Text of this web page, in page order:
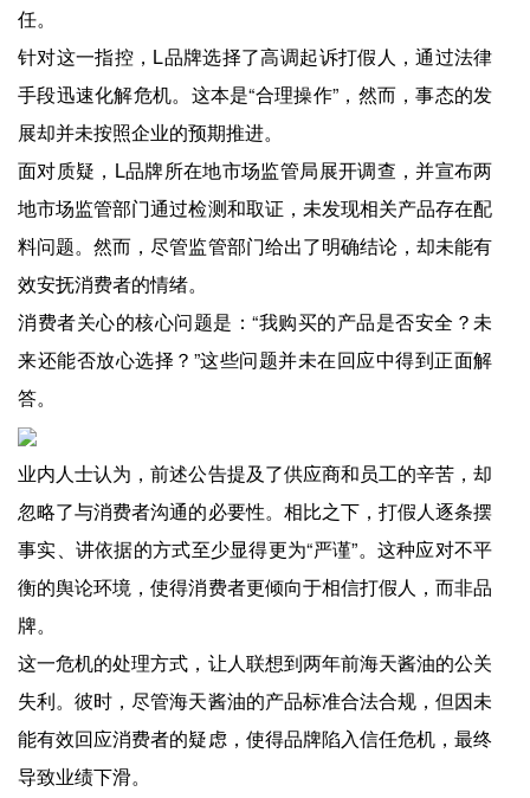
任。
针对这一指控，L品牌选择了高调起诉打假人，通过法律
手段迅速化解危机。这本是“合理操作”，然而，事态的发
展却并未按照企业的预期推进。
面对质疑，L品牌所在地市场监管局展开调查，并宣布两
地市场监管部门通过检测和取证，未发现相关产品存在配
料问题。然而，尽管监管部门给出了明确结论，却未能有
效安抚消费者的情绪。
消费者关心的核心问题是：“我购买的产品是否安全？未
来还能否放心选择？”这些问题并未在回应中得到正面解
答。
业内人士认为，前述公告提及了供应商和员工的辛苦，却
忽略了与消费者沟通的必要性。相比之下，打假人逐条摆
事实、讲依据的方式至少显得更为“严谨”。这种应对不平
衡的舆论环境，使得消费者更倾向于相信打假人，而非品
牌。
这一危机的处理方式，让人联想到两年前海天酱油的公关
失利。彼时，尽管海天酱油的产品标准合法合规，但因未
能有效回应消费者的疑虑，使得品牌陷入信任危机，最终
导致业绩下滑。